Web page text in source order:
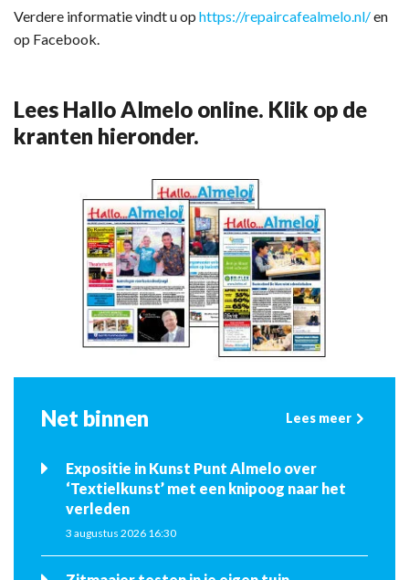
Verdere informatie vindt u op https://repaircafealmelo.nl/en
op Facebook.
Lees Hallo Almelo online. Klik op de
kranten hieronder.
Net binnen Lees meer
Expositie in Kunst Punt Almelo over
‘Textielkunst’ met een knipoog naar het
verleden
3 augustus 2026 16:30